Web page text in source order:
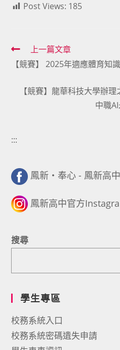
Post Views: 185
Read
more
articles
上一篇文章
【競賽】 2025年適應體育知
【競賽】龍華科技大學辦
中職
:::
鳳新・奉心 - 鳳新高中
鳳新高中官方
搜尋
學生專區
校務系統入口
校務系統密碼遺失申請